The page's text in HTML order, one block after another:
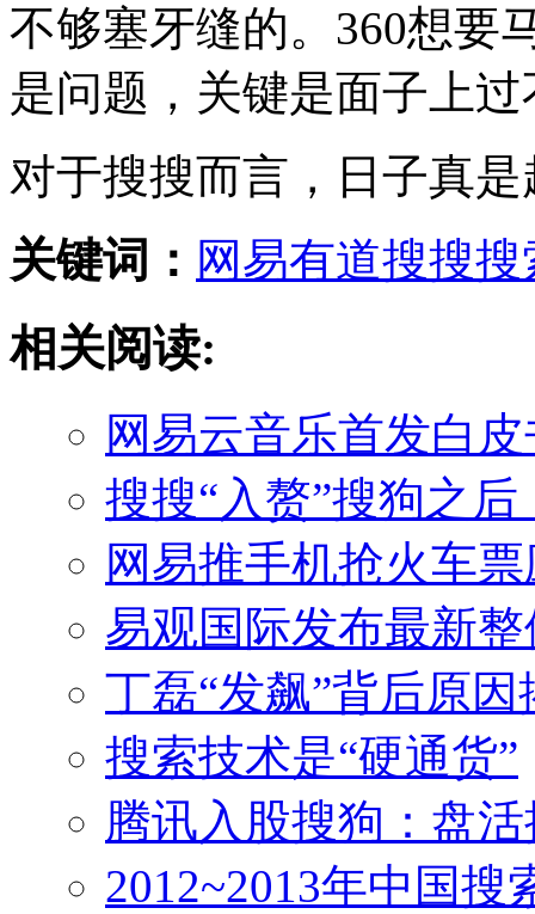
不够塞牙缝的。360想要
是问题，关键是面子上过
对于搜搜而言，日子真
关键词： 网易有道搜搜搜
相关阅读:
网易云音乐首发白
搜搜“入赘”搜狗之
网易推手机抢火车
易观国际发布最新
丁磊“发飙”背后原
搜索技术是“硬通货”
腾讯入股搜狗：盘
2012~2013年中国